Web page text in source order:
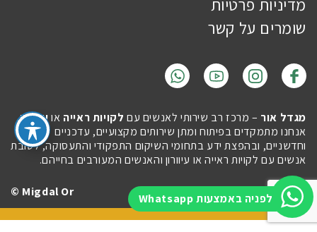
לפניה באמצעות Whatsapp
מדיניות פרטיות
שומרים על קשר
מגדל אור – מרכז רב שירותי לאנשים עם לקויות ראייה אועיוורון.
אנחנו מתמקדים בפיתוח ומתן שירותים מקצועיים, עדכניים
וחדשניים, ובהפצת ידע בתחומי השיקום התפקודי והתעסוקה, לטובת
אנשים עם לקויות ראייה או עיוורון והאנשים המעורבים בחייהם.
Imaginet
Migdal Or ©